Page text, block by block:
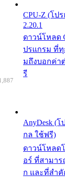
CPU-Z (โป
2.20.1
ดาวน์โหลด
ปรแกรม ที่ทุ
มถึงบอกค่า
รี
AnyDesk (
กล ใช้ฟรี)
ดาวน์โหลด
อร์ ที่สามาร
ก และที่สำ